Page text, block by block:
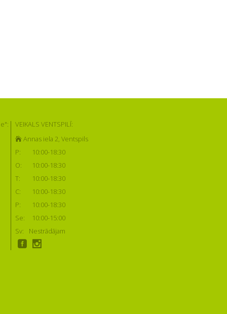
VEIKALS VENTSPILĪ:
Annas iela 2, Ventspils
P:
10:00-18:30
O:
10:00-18:30
T:
10:00-18:30
C:
10:00-18:30
P:
10:00-18:30
Se:
10:00-15:00
Sv:
Nestrādājam